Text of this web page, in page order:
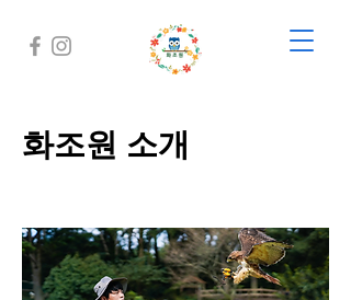
화조원 소개